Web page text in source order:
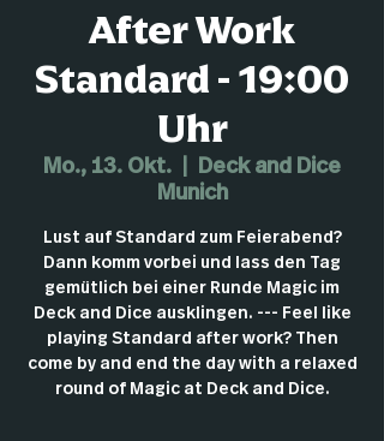
After Work
Standard - 19:00
Uhr
Mo., 13. Okt.
Deck and Dice
Munich
Lust auf Standard zum Feierabend?
Dann komm vorbei und lass den Tag
gemütlich bei einer Runde Magic im
Deck and Dice ausklingen. --- Feel like
playing Standard after work? Then
come by and end the day with a relaxed
round of Magic at Deck and Dice.